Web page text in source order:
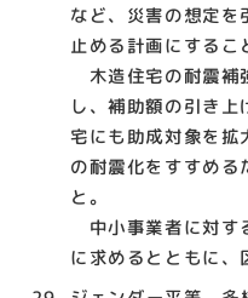
など、災害の想定を
止める計画にするこ
木造住宅の耐震補
し、補助額の引き
宅にも助成対象を拡
の耐震化をすすめる
と。
中小事業者に対す
に求めるとともに、